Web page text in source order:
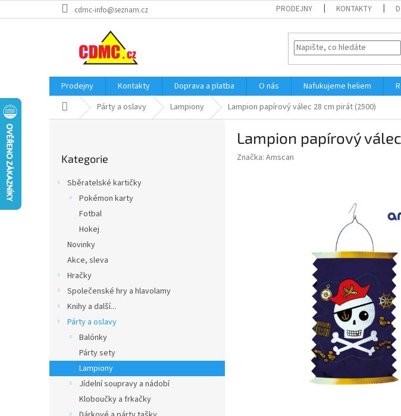
na
cdmc-info@seznam.cz PRODEJNY KONTAKTY
Prodejny Kontakty Doprava a platba O nás Nafukujeme heliem
Domů Párty a oslavy Lampiony Lampion papírový válec 28 cm pirát (2500)
kategorie
Kategorie
Sběratelské kartičky
Pokémon karty
Fotbal
Hokej
Novinky
Akce, sleva
Hračky
Společenské hry a hlavolamy
Knihy a další...
Párty a oslavy
Balónky
Párty sety
Lampiony
Jídelní soupravy a nádobí
Kloboučky a frkačky
Lampion papírový
Značka: Amscan